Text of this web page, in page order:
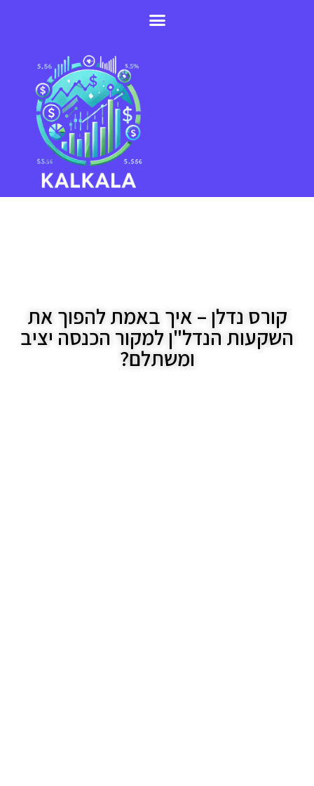
קורס נדלן – איך באמת להפוך את
השקעות הנדל"ן למקור הכנסה יציב
ומשתלם?